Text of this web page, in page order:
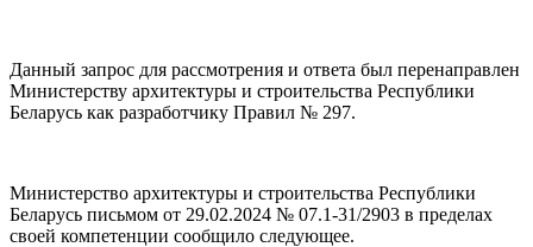
Данный запрос для рассмотрения и ответа был перенаправлен
Министерству архитектуры и строительства Республики
Беларусь как разработчику Правил № 297.
Министерство архитектуры и строительства Республики
Беларусь письмом от 29.02.2024 № 07.1-31/2903 в пределах
своей компетенции сообщило следующее.